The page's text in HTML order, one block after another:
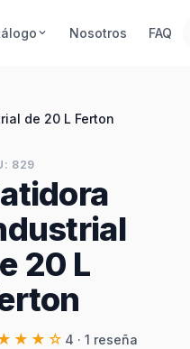
Nosotros FAQ
de 20 L Ferton
829
20 L
4 · 1 reseña